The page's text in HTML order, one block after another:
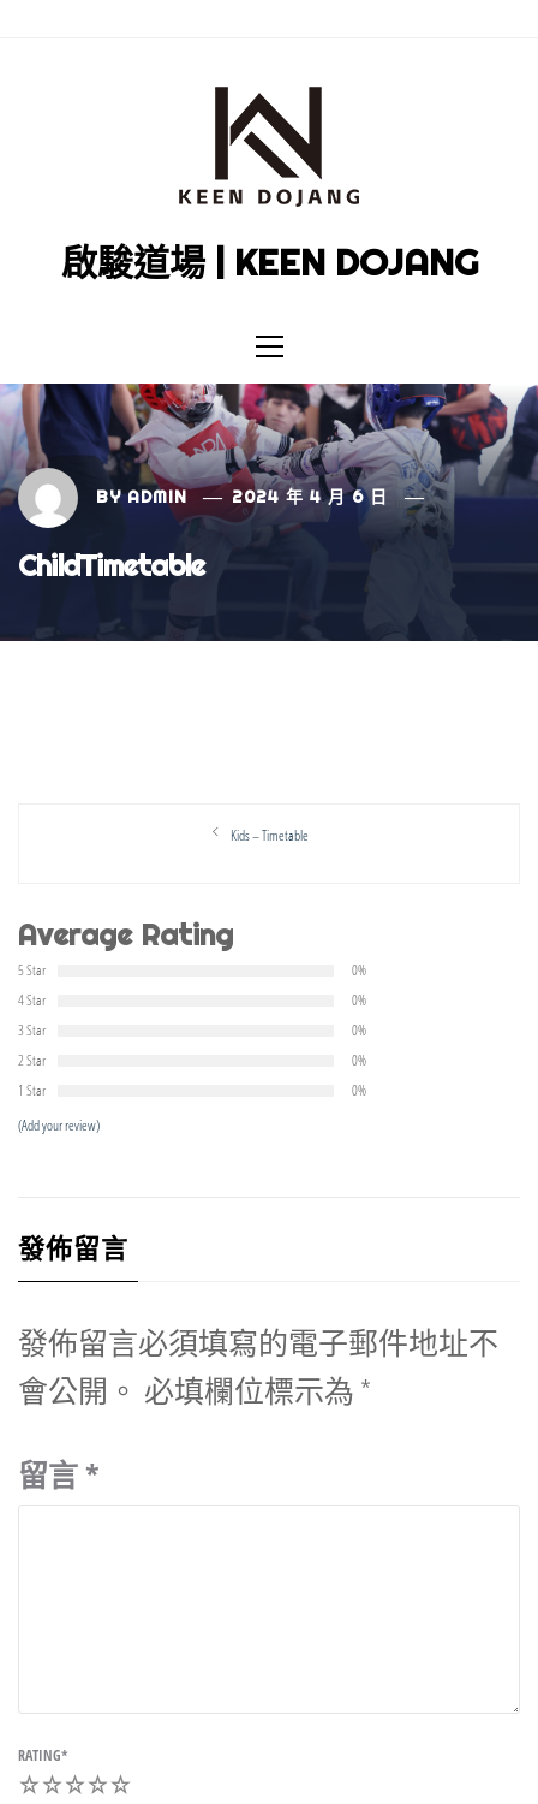
啟駿道場 | KEEN DOJANG
Menu
BYADMIN 2024 年 4 月 6 日
ChildTimetable
覽
Previous
Kids – Timetable
Average Rating
5 Star
0%
4 Star
0%
3 Star
0%
2 Star
0%
1 Star
0%
(Add your review)
發佈留言
發佈留言必須填寫的電子郵件地址不
會公開。 必填欄位標示為 *
留言*
RATING*
5
4
3
2